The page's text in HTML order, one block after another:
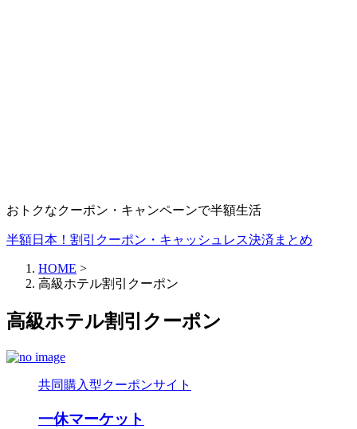
おトクなクーポン・キャンペーンで半額生活
半額日本！割引クーポン・キャッシュレス決済まとめ
HOME >
高級ホテル割引クーポン
高級ホテル割引クーポン
共同購入型クーポンサイト
一休マーケット